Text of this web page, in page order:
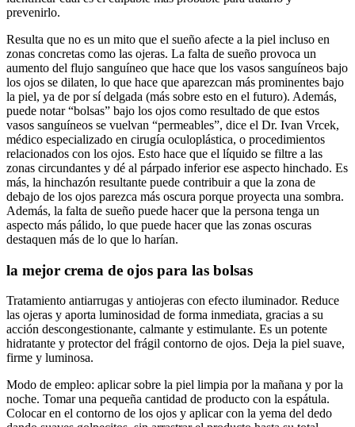
prevenirlo.
Resulta que no es un mito que el sueño afecte a la piel incluso en
zonas concretas como las ojeras. La falta de sueño provoca un
aumento del flujo sanguíneo que hace que los vasos sanguíneos bajo
los ojos se dilaten, lo que hace que aparezcan más prominentes bajo
la piel, ya de por sí delgada (más sobre esto en el futuro). Además,
puede notar “bolsas” bajo los ojos como resultado de que estos
vasos sanguíneos se vuelvan “permeables”, dice el Dr. Ivan Vrcek,
médico especializado en cirugía oculoplástica, o procedimientos
relacionados con los ojos. Esto hace que el líquido se filtre a las
zonas circundantes y dé al párpado inferior ese aspecto hinchado. Es
más, la hinchazón resultante puede contribuir a que la zona de
debajo de los ojos parezca más oscura porque proyecta una sombra.
Además, la falta de sueño puede hacer que la persona tenga un
aspecto más pálido, lo que puede hacer que las zonas oscuras
destaquen más de lo que lo harían.
la mejor crema de ojos para las bolsas
Tratamiento antiarrugas y antiojeras con efecto iluminador. Reduce
las ojeras y aporta luminosidad de forma inmediata, gracias a su
acción descongestionante, calmante y estimulante. Es un potente
hidratante y protector del frágil contorno de ojos. Deja la piel suave,
firme y luminosa.
Modo de empleo: aplicar sobre la piel limpia por la mañana y por la
noche. Tomar una pequeña cantidad de producto con la espátula.
Colocar en el contorno de los ojos y aplicar con la yema del dedo